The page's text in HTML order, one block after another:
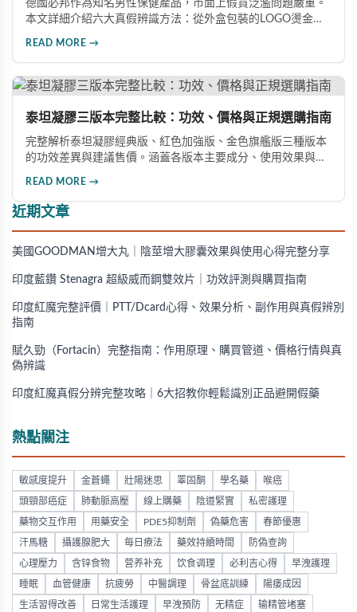
德國必邦作為知名男性保健產品，市面上假貨泛濫問題嚴重。
本文詳細介紹六大真假辨識方法：從外盒包裝的LOGO燙金工
產品。
READ MORE →
泰坦凝膠三版本完整比較：功效、價格與正規選購指南
完整解析泰坦凝膠經典版、紅色加強版、金色旗艦版三種版本
的功效差異與建議售價。涵蓋各版本主要成分、使用效果與適
READ MORE →
近期文章
美國GOODMAN增大丸｜陰莖增大膠囊效果與使用心得完整分享
印度藍鑽 Stenagra 超級威而鋼雙效片｜功效評測與購買指南
印度紅魔完整評價｜PTT/Dcard心得、效果分析、副作用與真假辨別
指南
賦久勁（Fortacin）完整指南：作用原理、購買管道、價格行情與真
偽辨識
印度紅魔真假分辨完整攻略｜6大招教你輕鬆識別正品避開假藥
熱點關注
敏感度提升 金蒼蠅 壯陽迷思 睪固酮 學名藥 喉癌
頭頸部癌症 肺動脈高壓 線上購藥 陰道緊實 私密護理
藥物交互作用 用藥安全 PDE5抑制劑 偽藥危害 春節優惠
汗馬糖 攝護腺肥大 每日療法 藥效持續時間 防偽查詢
心理壓力 含锌食物 营养补充 饮食调理 必利吉心得 早洩護理
睡眠 血管健康 抗疲勞 中醫調理 骨盆底訓練 陽痿成因
生活習得改善 日常生活護理 早洩預防 无精症 输精管堵塞